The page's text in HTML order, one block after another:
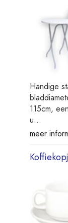
Handige
115cm,
u...
meer